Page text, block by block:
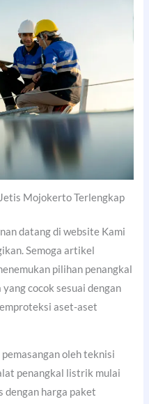
Mojokerto Terlengkap
datang di website Kami
Semoga artikel
pilihan penangkal
cocok sesuai dengan
aset-aset
oleh teknisi
penangkal listrik mulai
dengan harga paket